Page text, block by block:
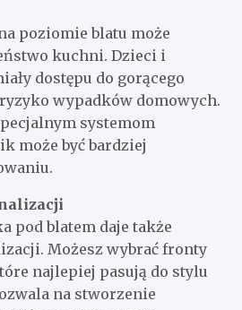
poziomie blatu może
kuchni. Dzieci i
dostępu do gorącego
wypadków domowych.
systemom
może być bardziej
pod blatem daje także
Możesz wybrać fronty
najlepiej pasują do stylu
na stworzenie